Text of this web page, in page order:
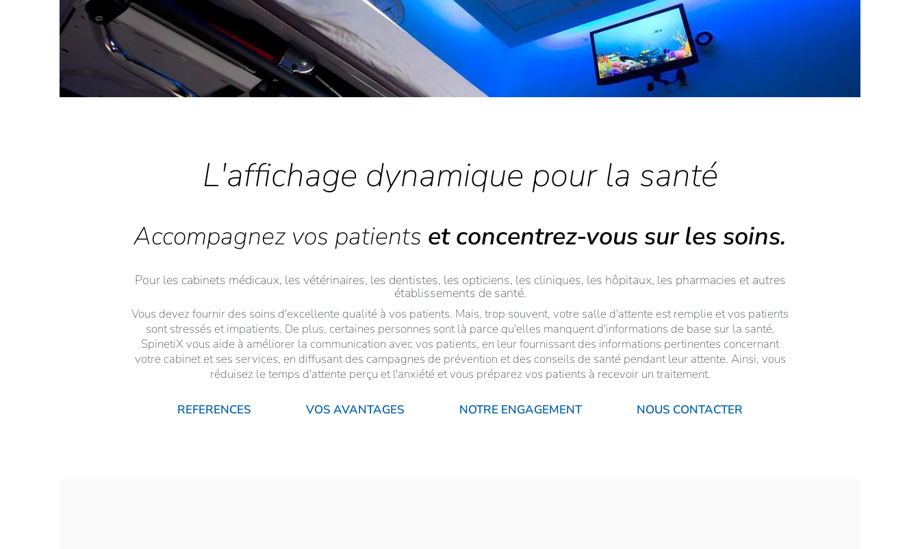
L'affichage dynamique pour la santé
Accompagnez vos patients et concentrez-vous sur les soins.
Pour les cabinets médicaux, les vétérinaires, les dentistes, les opticiens, les cliniques, les hôpitaux, les pharmacies et autres
établissements de santé.
Vous devez fournir des soins d'excellente qualité à vos patients. Mais, trop souvent, votre salle d'attente est remplie et vos patients
sont stressés et impatients. De plus, certaines personnes sont là parce qu'elles manquent d'informations de base sur la santé.
SpinetiX vous aide à améliorer la communication avec vos patients, en leur fournissant des informations pertinentes concernant
votre cabinet et ses services, en diffusant des campagnes de prévention et des conseils de santé pendant leur attente. Ainsi, vous
réduisez le temps d'attente perçu et l'anxiété et vous préparez vos patients à recevoir un traitement.
REFERENCES VOS AVANTAGES NOTRE ENGAGEMENT NOUS CONTACTER